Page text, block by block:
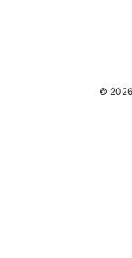
©